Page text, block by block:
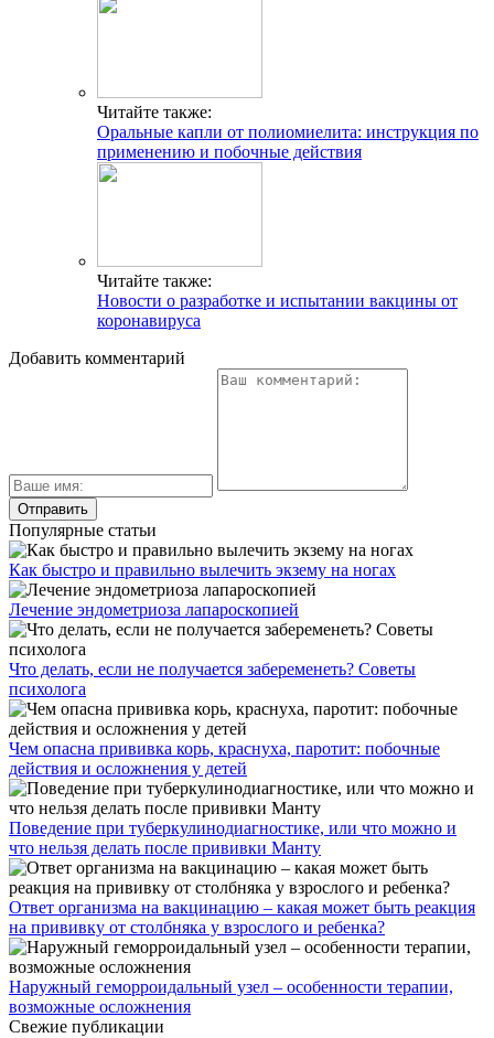
Читайте также:
Оральные капли от полиомиелита: инструкция по
применению и побочные действия
Читайте также:
Новости о разработке и испытании вакцины от
коронавируса
Добавить комментарий
Популярные статьи
Как быстро и правильно вылечить экзему на ногах
Лечение эндометриоза лапароскопией
Что делать, если не получается забеременеть? Советы
психолога
Чем опасна прививка корь, краснуха, паротит: побочные
действия и осложнения у детей
Поведение при туберкулинодиагностике, или что можно и
что нельзя делать после прививки Манту
Ответ организма на вакцинацию – какая может быть реакция
на прививку от столбняка у взрослого и ребенка?
Наружный геморроидальный узел – особенности терапии,
возможные осложнения
Свежие публикации